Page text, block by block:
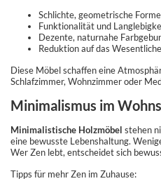
Schlichte, geometrische
Funktionalität und
Dezente, naturnahe
Reduktion auf das
Diese Möbel schaffen eine
Schlafzimmer, Wohnzimmer oder
Minimalismus im
Minimalistische Holzmöbel stehen
eine bewusste Lebenshaltung.
Wer Zen lebt, entscheidet sich
Tipps für mehr Zen im Zuhause: